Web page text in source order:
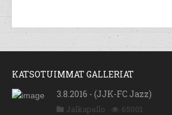
KATSOTUIMMAT GALLERIAT
3.8.2016 - (JJK-FC Jazz)
Jalkapallo 65001